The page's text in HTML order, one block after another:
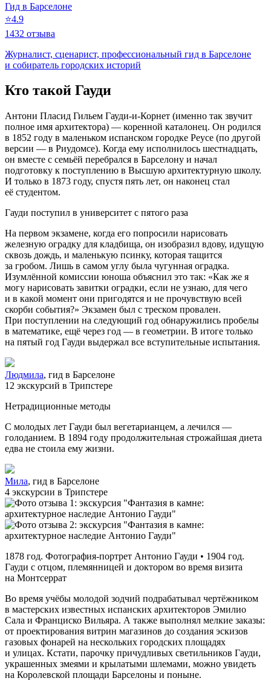
Гид в Барселоне
⭐4.9
1432 отзыва
Журналист, сценарист, профессиональный гид в Барселоне
и собиратель городских историй
Кто такой Гауди
Антони Пласид Гильем Гауди‑и-Корнет (именно так звучит
полное имя архитектора) — коренной каталонец. Он родился
в 1852 году в маленьком испанском городке Реусе (по другой
версии — в Риудомсе). Когда ему исполнилось шестнадцать,
он вместе с семьёй перебрался в Барселону и начал
подготовку к поступлению в Высшую архитектурную школу.
И только в 1873 году, спустя пять лет, он наконец стал
её студентом.
Гауди поступил в университет с пятого раза
На первом экзамене, когда его попросили нарисовать
железную оградку для кладбища, он изобразил вдову, идущую
сквозь дождь, и маленькую псинку, которая тащится
за гробом. Лишь в самом углу была чугунная оградка.
Изумлённой комиссии юноша объяснил это так: «Как же я
могу нарисовать завитки оградки, если не узнаю, для чего
и в какой момент они пригодятся и не прочувствую всей
скорби события?» Экзамен был с треском провален.
При поступлении на следующий год обнаружились пробелы
в математике, ещё через год — в геометрии. В итоге только
на пятый год Гауди выдержал все вступительные испытания.
Людмила, гид в Барселоне
12 экскурсий в Трипстере
Нетрадиционные методы
С молодых лет Гауди был вегетарианцем, а лечился —
голоданием. В 1894 году продолжительная строжайшая диета
едва не стоила ему жизни.
Мила, гид в Барселоне
4 экскурсии в Трипстере
1878 год. Фотография-портрет Антонио Гауди • 1904 год.
Гауди с отцом, племянницей и доктором во время визита
на Монтсеррат
Во время учёбы молодой зодчий подрабатывал чертёжником
в мастерских известных испанских архитекторов Эмилио
Сала и Франциско Вильяра. А также выполнял мелкие заказы:
от проектирования витрин магазинов до создания эскизов
газовых фонарей на нескольких городских площадях
и улицах. Кстати, парочку причудливых светильников Гауди,
украшенных змеями и крылатыми шлемами, можно увидеть
на Королевской площади Барселоны и поныне.